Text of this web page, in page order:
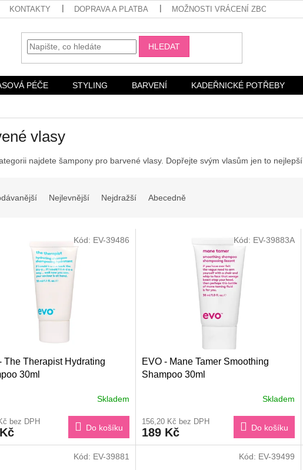
KONTAKTY DOPRAVA A PLATBA MOŽNOSTI VRÁCENÍ ZBOŽÍ
HLEDAT
PÉČE STYLING BARVENÍ KADEŘNICKÉ POTŘEBY
vlasy
najdete šampony pro barvené vlasy. Dopřejte svým vlasům jen to
Nejlevnější Nejdražší Abecedně
The Therapist Hydrating
30ml
Skladem
bez DPH
Do košíku
Kód: EV-39486
EVO - Mane Tamer Smoothing
Shampoo 30ml
Skladem
156,20 Kč bez DPH
189 Kč Do košíku
Kód: EV-39883A
Kód: EV-39881 Kód: EV-39499